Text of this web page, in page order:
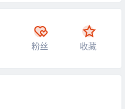
粉丝 收藏